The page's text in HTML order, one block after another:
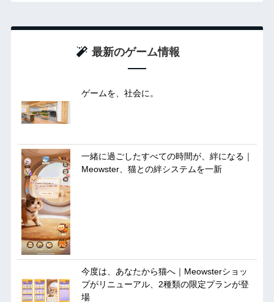
最新のゲーム情報
ゲームを、社会に。
一緒に過ごしたすべての時間が、絆になる｜
Meowster、猫との絆システムを一新
今度は、あなたから猫へ｜Meowsterショッ
プがリニューアル、2種類の限定プランが登
場